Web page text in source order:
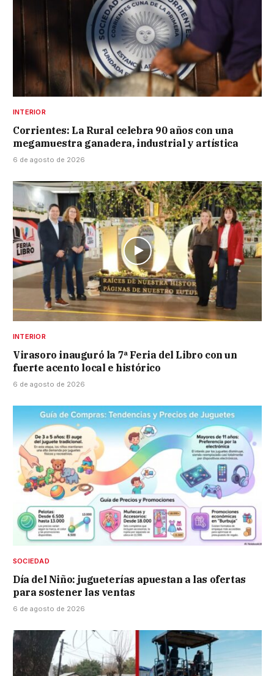
INTERIOR
Corrientes: La Rural celebra 90 años con una
megamuestra ganadera, industrial y artística
6 de agosto de 2026
INTERIOR
Virasoro inauguró la 7ª Feria del Libro con un
fuerte acento local e histórico
6 de agosto de 2026
SOCIEDAD
Día del Niño: jugueterías apuestan a las ofertas
para sostener las ventas
6 de agosto de 2026